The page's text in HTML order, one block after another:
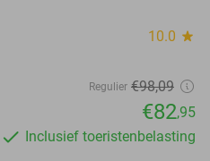
10.0 star
Regulier €98,09
€82,95
Inclusief toeristenbelasting